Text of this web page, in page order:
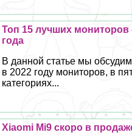
Топ 15 лучших мониторов
года
В данной статье мы
в 2022 году мониторов, в
категориях...
Xiaomi Mi9 скоро в